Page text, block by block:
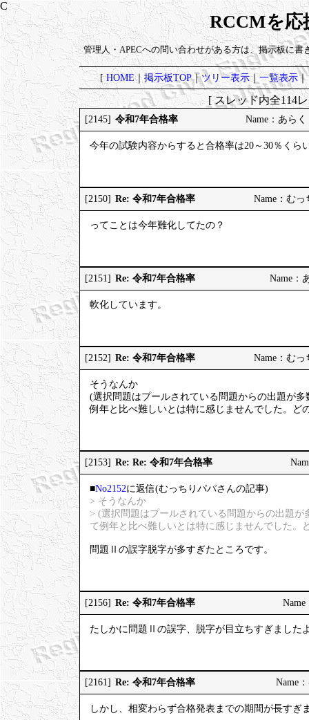
RCCMを応
管理人・APECへの問い合わせがある方は、掲示板に書
[HOME｜掲示板TOP｜ツリー表示｜一覧表示｜
[ スレッド内全114
[2145] 令和7年合格率 Name：あら
今年の試験内容からすると合格率は20～30％くら
[2150] Re: 令和7年合格率 Name：む
ってことは今年難化してたの？
[2151] Re: 令和7年合格率 Name：
軟化しています。
[2152] Re: 令和7年合格率 Name：む
そうなんか
(選択問題はプールされている問題からの出題が
例年と比べ難しいとは特に感じませんでした。ど
[2153] Re: Re: 令和7年合格率
■No2152に返信(むっちりパパさんの記事)
> そうなんか
> (選択問題はプールされている問題からの出題
て例年と比べ難しいとは特に感じませんでした。
問題Ⅱの誤字脱字が多すぎたところです。
[2156] Re: 令和7年合格率
たしかに問題Ⅱの誤字、脱字が目立ちすぎました
[2161] Re: 令和7年合格率 Name
しかし、相変わらず合格発表までの期間が長すぎ